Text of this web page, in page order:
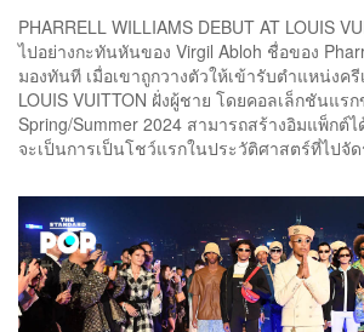
PHARRELL WILLIAMS DEBUT AT LOUIS
ไปอย่างกะทันหันของ Virgil Abloh ชื่อของ
มองทันที เมื่อเขาถูกวางตัวให้เข้ารับตำแหน่งครี
LOUIS VUITTON ฝั่งผู้ชาย โดยคอลเล็กชันแร
Spring/Summer 2024 สามารถสร้างอิมแพ็กต์
จะเป็นการเป็นโชว์แรกในประวัติศาสตร์ที่ไปจั